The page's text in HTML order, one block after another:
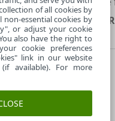
10. Fare clic su
of all cookies by
non-essential cookies by
or adjust your cookie
also have the right to
cookie preferences
link in our website
available). For more